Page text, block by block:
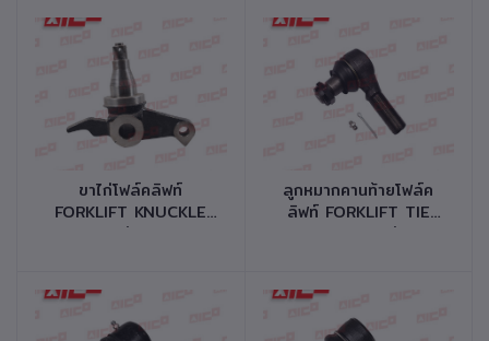
หยิบใส่ตะกร้า
ขาไก่โฟล์คลิฟท์
FORKLIFT KNUCKLE
รุ่น
หยิบใส่ตะกร้า
ลูกหมากคานท้ายโฟล์ค
ลิฟท์ FORKLIFT TIE
ROD END รุ่น